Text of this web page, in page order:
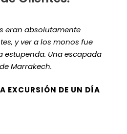
eran absolutamente
y ver a los monos fue
estupenda. Una escapada
Marrakech.
EXCURSIÓN DE UN DÍA